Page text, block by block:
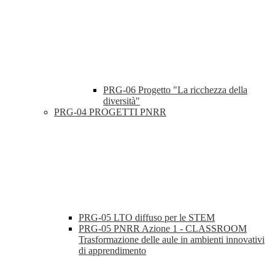
PRG-06 Progetto "La ricchezza della
diversità"
PRG-04 PROGETTI PNRR
PRG-05 LTO diffuso per le STEM
PRG-05 PNRR Azione 1 - CLASSROOM
Trasformazione delle aule in ambienti innovativi
di apprendimento